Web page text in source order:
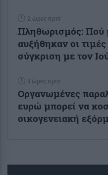
2 ώρες πριν
Πληθωρισμός: Πού
αυξήθηκαν οι
σύγκριση με τον
3 ώρες πριν
Οργανωμένες
ευρώ μπορεί να
οικογενειακή